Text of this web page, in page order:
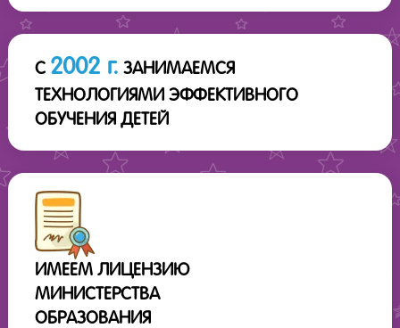
С 2002 г. ЗАНИМАЕМСЯ
ТЕХНОЛОГИЯМИ ЭФФЕКТИВНОГО
ОБУЧЕНИЯ ДЕТЕЙ
ИМЕЕМ ЛИЦЕНЗИЮ
МИНИСТЕРСТВА
ОБРАЗОВАНИЯ